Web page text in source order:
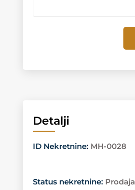
Detalji
ID Nekretnine: MH-0028
Status nekretnine: Prodaja